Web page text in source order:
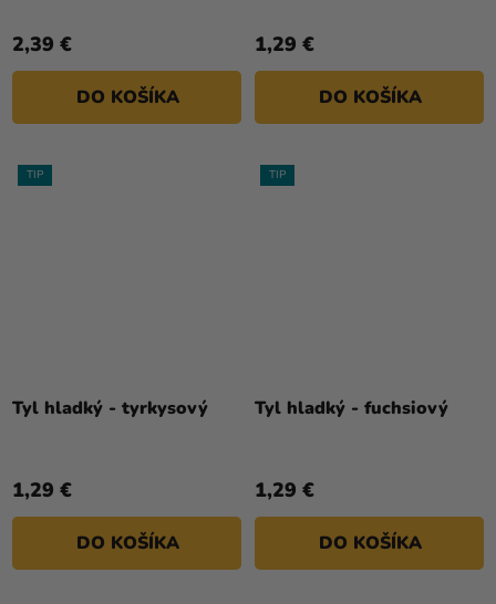
2,39 €
DO KOŠÍKA
1,29 €
DO KOŠÍKA
TIP
Tyl hladký - tyrkysový
1,29 €
DO KOŠÍKA
TIP
Tyl hladký - fuchsiový
1,29 €
DO KOŠÍKA